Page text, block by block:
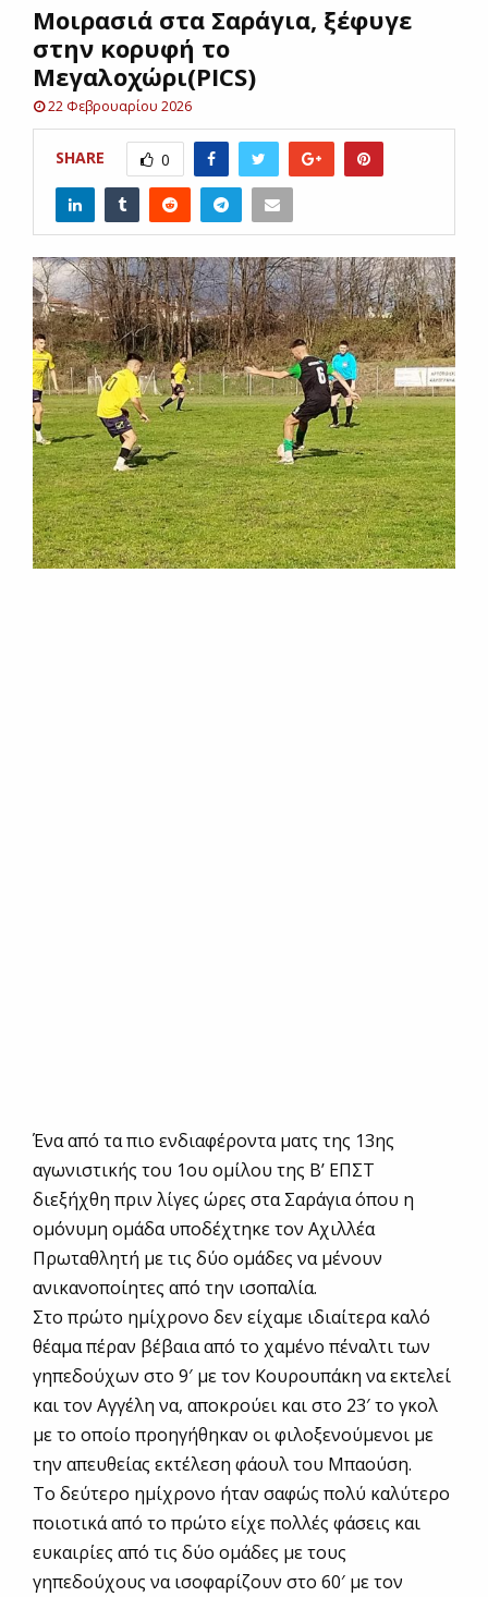
UΜοιρασιά στα Σαράγια, ξέφυγε
στην κορυφή το
Μεγαλοχώρι(PICS)
22 Φεβρουαρίου 2026
SHARE 0
Ένα από τα πιο ενδιαφέροντα ματς της 13ης
αγωνιστικής του 1ου ομίλου της Β’ ΕΠΣΤ
διεξήχθη πριν λίγες ώρες στα Σαράγια όπου η
ομόνυμη ομάδα υποδέχτηκε τον Αχιλλέα
Πρωταθλητή με τις δύο ομάδες να μένουν
ανικανοποίητες από την ισοπαλία.
Στο πρώτο ημίχρονο δεν είχαμε ιδιαίτερα καλό
θέαμα πέραν βέβαια από το χαμένο πέναλτι των
γηπεδούχων στο 9′ με τον Κουρουπάκη να εκτελεί
και τον Αγγέλη να, αποκρούει και στο 23′ το γκολ
με το οποίο προηγήθηκαν οι φιλοξενούμενοι με
την απευθείας εκτέλεση φάουλ του Μπαούση.
Το δεύτερο ημίχρονο ήταν σαφώς πολύ καλύτερο
ποιοτικά από το πρώτο είχε πολλές φάσεις και
ευκαιρίες από τις δύο ομάδες με τους
γηπεδούχους να ισοφαρίζουν στο 60′ με τον